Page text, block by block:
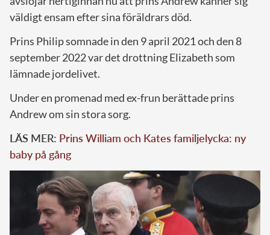
väldigt ensam efter sina föräldrars död.
Prins Philip somnade in den 9 april 2021 och den 8
september 2022 var det drottning Elizabeth som
lämnade jordelivet.
Under en promenad med ex-frun berättade prins
Andrew om sin stora sorg.
LÄS MER: Prins William och Kates familjelycka: ny
baby på gång